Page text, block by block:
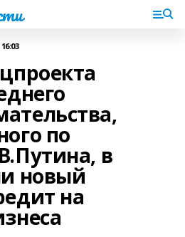
по
в
новый
на